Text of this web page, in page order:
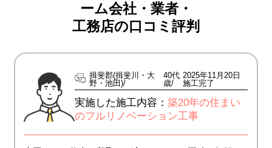
ーム会社・業者・
工務店の口コミ評判
揖斐郡(揖斐川・大
野・池田)
40代
歳
2025年11月20日
施工完了
実施した施工内容：築20年の住まい
のフルリノベーション工事